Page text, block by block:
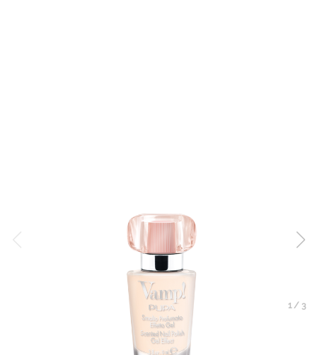
1/ 3